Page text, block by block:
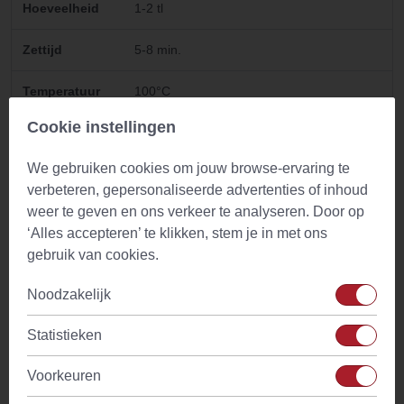
Hoeveelheid 1-2 tl
Zettijd 5-8 min.
Temperatuur
100°C
voor het slapen gaan
Ingredienten Kamille (Matricaria recutita)
Land Egypte
Kenmerken
Tijdstip
Cafeine
Cookie instellingen
We gebruiken cookies om jouw browse-ervaring te
verbeteren, gepersonaliseerde advertenties of inhoud
weer te geven en ons verkeer te analyseren. Door op
‘Alles accepteren’ te klikken, stem je in met ons
gebruik van cookies.
Noodzakelijk
Statistieken
Voorkeuren